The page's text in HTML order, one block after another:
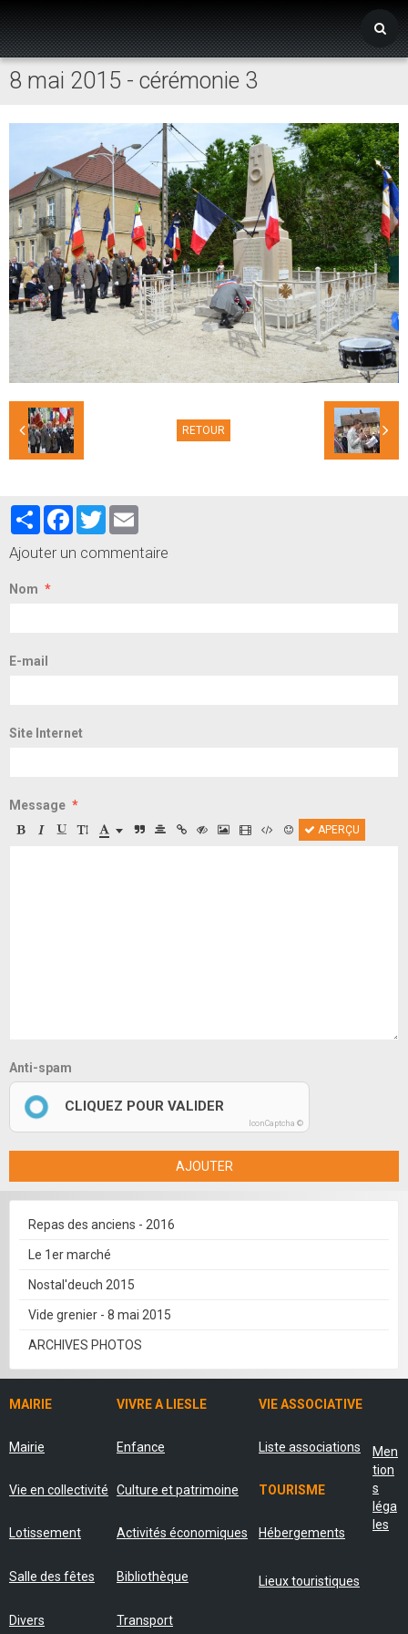
Accueil
Vie associative
Tourisme
8 mai 2015 - cérémonie 3
RETOUR
PartagerFacebook
Twitter
Ajouter un commentaire
Nom
E-mail
Site Internet
Message
APERÇU
Anti-spam
CLIQUEZ POUR VALIDER
IconCaptcha ©
AJOUTER
Repas des anciens - 2016
Le 1er marché
Nostal'deuch 2015
Vide grenier - 8 mai 2015
ARCHIVES PHOTOS
MAIRIE VIVRE A LIESLE VIE ASSOCIATIVE
Mairie Enfance Liste associations
Vie en collectivité Culture et patrimoine TOURISME
Lotissement Activités économiques Hébergements
Salle des fêtes Bibliothèque Lieux touristiques
Divers Transport
Men
tion
s
léga
les